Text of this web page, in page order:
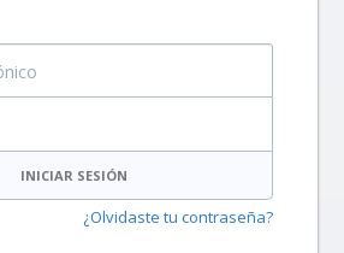
INICIAR SESIÓN
¿Olvidaste tu contraseña?